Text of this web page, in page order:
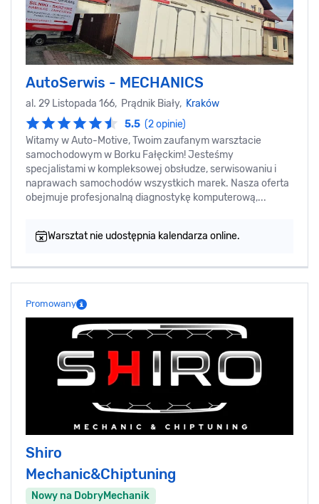
AutoSerwis - MECHANICS
al. 29 Listopada 166, Prądnik Biały, Kraków
5.5 (2 opinie)
Witamy w Auto-Motive, Twoim zaufanym warsztacie
samochodowym w Borku Fałęckim! Jesteśmy
specjalistami w kompleksowej obsłudze, serwisowaniu i
naprawach samochodów wszystkich marek. Nasza oferta
obejmuje profesjonalną diagnostykę komputerową,...
Warsztat nie udostępnia kalendarza online.
Promowany
Shiro
Mechanic&Chiptuning
Nowy na DobryMechanik